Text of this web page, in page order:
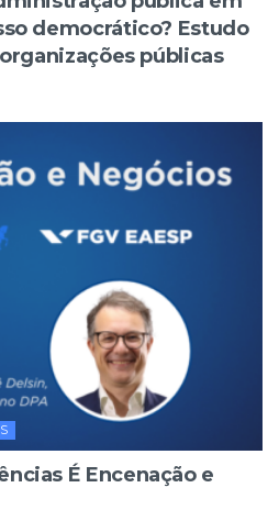
democrático? Estudo
públicas
É Encenação e